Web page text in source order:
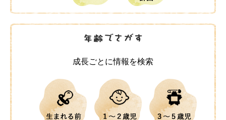
成長ごとに情報を検索